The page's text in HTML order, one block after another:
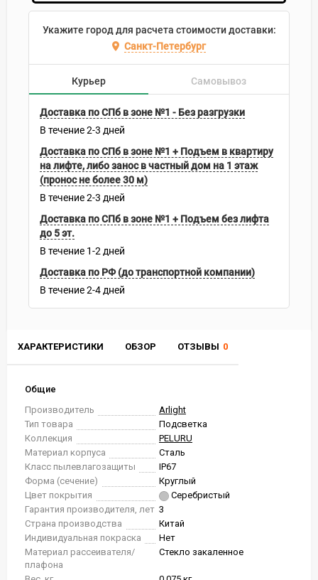
ХАРАКТЕРИСТИКИ ОБЗОР ОТЗЫВЫ 0
Общие
Производитель
Arlight
Тип товара
Подсветка
Коллекция
PELURU
Материал корпуса
Сталь
Класс пылевлагозащиты
IP67
Форма (сечение)
Круглый
Цвет покрытия
Серебристый
Гарантия производителя, лет 3
Страна производства
Китай
Индивидуальная покраска
Нет
Материал рассеивателя/
плафона
Стекло закаленное
Укажите город для расчета стоимости доставки:
Санкт-Петербург
Курьер Самовывоз
Доставка по СПб в зоне №1 - Без разгрузки
В течение2-3 дней
Доставка по СПб в зоне №1 + Подъем в квартиру
на лифте, либо занос в частный дом на 1 этаж
(пронос не более 30 м)
В течение2-3 дней
Доставка по СПб в зоне №1 + Подъем без лифта
до 5 эт.
В течение 1-2 дней
Доставка по РФ (до транспортной компании)
В течение2-4 дней